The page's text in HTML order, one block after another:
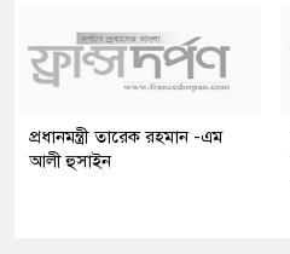
প্রধানমন্ত্রী তারেক রহমান -এম
আলী হুসাইন